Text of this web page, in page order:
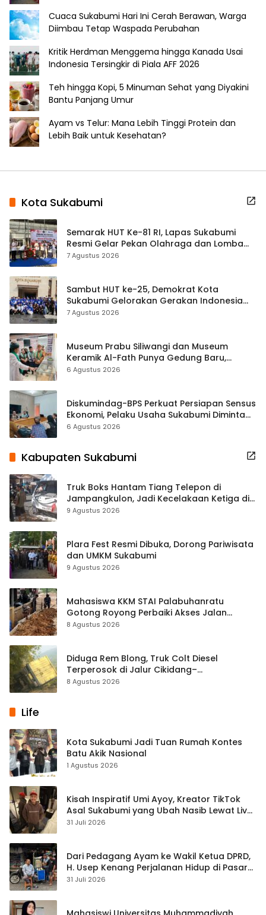
Cuaca Sukabumi Hari Ini Cerah Berawan, Warga
Diimbau Tetap Waspada Perubahan
Kritik Herdman Menggema hingga Kanada Usai
Indonesia Tersingkir di Piala AFF 2026
Teh hingga Kopi, 5 Minuman Sehat yang Diyakini
Bantu Panjang Umur
Ayam vs Telur: Mana Lebih Tinggi Protein dan
Lebih Baik untuk Kesehatan?
Kota Sukabumi
Semarak HUT Ke-81 RI, Lapas Sukabumi
Resmi Gelar Pekan Olahraga dan Lomba
Tradisional
7 Agustus 2026
Sambut HUT ke-25, Demokrat Kota
Sukabumi Gelorakan Gerakan Indonesia
ASRI Lewat Aksi Bersih Masjid Agung
7 Agustus 2026
Museum Prabu Siliwangi dan Museum
Keramik Al-Fath Punya Gedung Baru,
Hampir 500 Koleksi Dipisahkan
6 Agustus 2026
Diskumindag-BPS Perkuat Persiapan Sensus
Ekonomi, Pelaku Usaha Sukabumi Diminta
Terbuka Beri Data
6 Agustus 2026
Kabupaten Sukabumi
Truk Boks Hantam Tiang Telepon di
Jampangkulon, Jadi Kecelakaan Ketiga di
Titik yang Sama
9 Agustus 2026
Plara Fest Resmi Dibuka, Dorong Pariwisata
dan UMKM Sukabumi
9 Agustus 2026
Mahasiswa KKM STAI Palabuhanratu
Gotong Royong Perbaiki Akses Jalan
Majelis Ta’lim di Sagaranten
8 Agustus 2026
Diduga Rem Blong, Truk Colt Diesel
Terperosok di Jalur Cikidang–
Palabuhanratu
8 Agustus 2026
Life
Kota Sukabumi Jadi Tuan Rumah Kontes
Batu Akik Nasional
1 Agustus 2026
Kisah Inspiratif Umi Ayoy, Kreator TikTok
Asal Sukabumi yang Ubah Nasib Lewat Live
Streaming
31 Juli 2026
Dari Pedagang Ayam ke Wakil Ketua DPRD,
H. Usep Kenang Perjalanan Hidup di Pasar
Cisaat
31 Juli 2026